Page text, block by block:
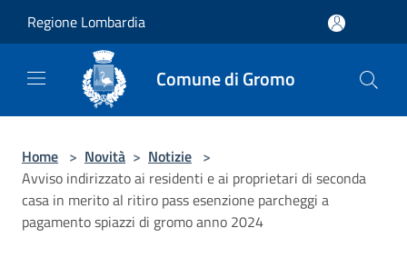
Regione Lombardia
Comune di Gromo
Home > Novità > Notizie >
Avviso indirizzato ai residenti e ai proprietari di seconda
casa in merito al ritiro pass esenzione parcheggi a
pagamento spiazzi di gromo anno 2024